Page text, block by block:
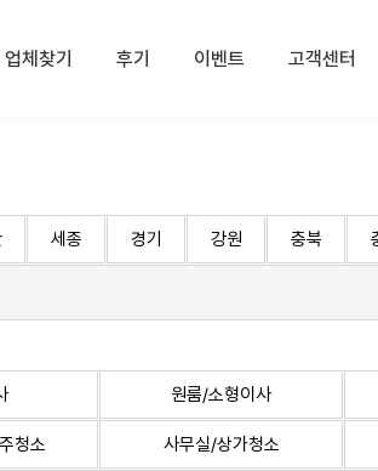
업체찾기 후기 이벤트 고객센터
세종 경기 강원 충북
원룸/소형이사
청소 사무실/상가청소